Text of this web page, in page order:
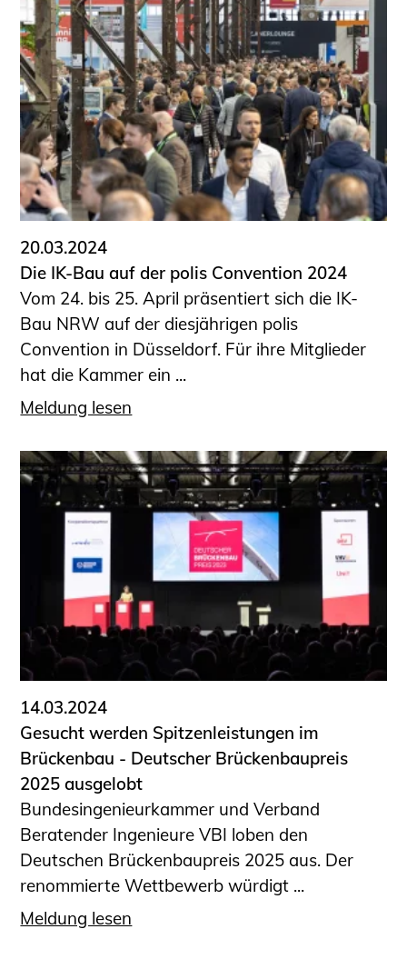
20.03.2024
Die IK-Bau auf der polis Convention 2024
Vom 24. bis 25. April präsentiert sich die IK-
Bau NRW auf der diesjährigen polis
Convention in Düsseldorf. Für ihre Mitglieder
hat die Kammer ein ...
Meldung lesen
14.03.2024
Gesucht werden Spitzenleistungen im
Brückenbau - Deutscher Brückenbaupreis
2025 ausgelobt
Bundesingenieurkammer und Verband
Beratender Ingenieure VBI loben den
Deutschen Brückenbaupreis 2025 aus. Der
renommierte Wettbewerb würdigt ...
Meldung lesen